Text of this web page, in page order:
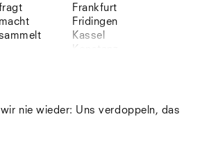
Frankfurt
Fridingen
Kassel
Lio
nie wieder: Uns verdoppeln, das